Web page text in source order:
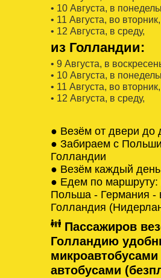
• 10 Августa, в
• 11 Августa, во
• 12 Августa, в среду,
из Голландии:
• 9 Августa, в
• 10 Августa, в
• 11 Августa, во
• 12 Августa, в среду,
● Везём от двери до
● Забираем с
Голландии
● Везём каждый день
● Едем по маршруту:
Польша - Германия -
Голландия
Пассажиров
Голландию
микроавтобусами
автобусами